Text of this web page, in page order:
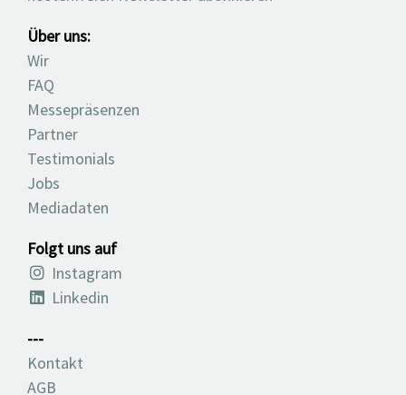
Über uns:
Wir
FAQ
Messepräsenzen
Partner
Testimonials
Jobs
Mediadaten
Folgt uns auf
Instagram
Linkedin
---
Kontakt
AGB